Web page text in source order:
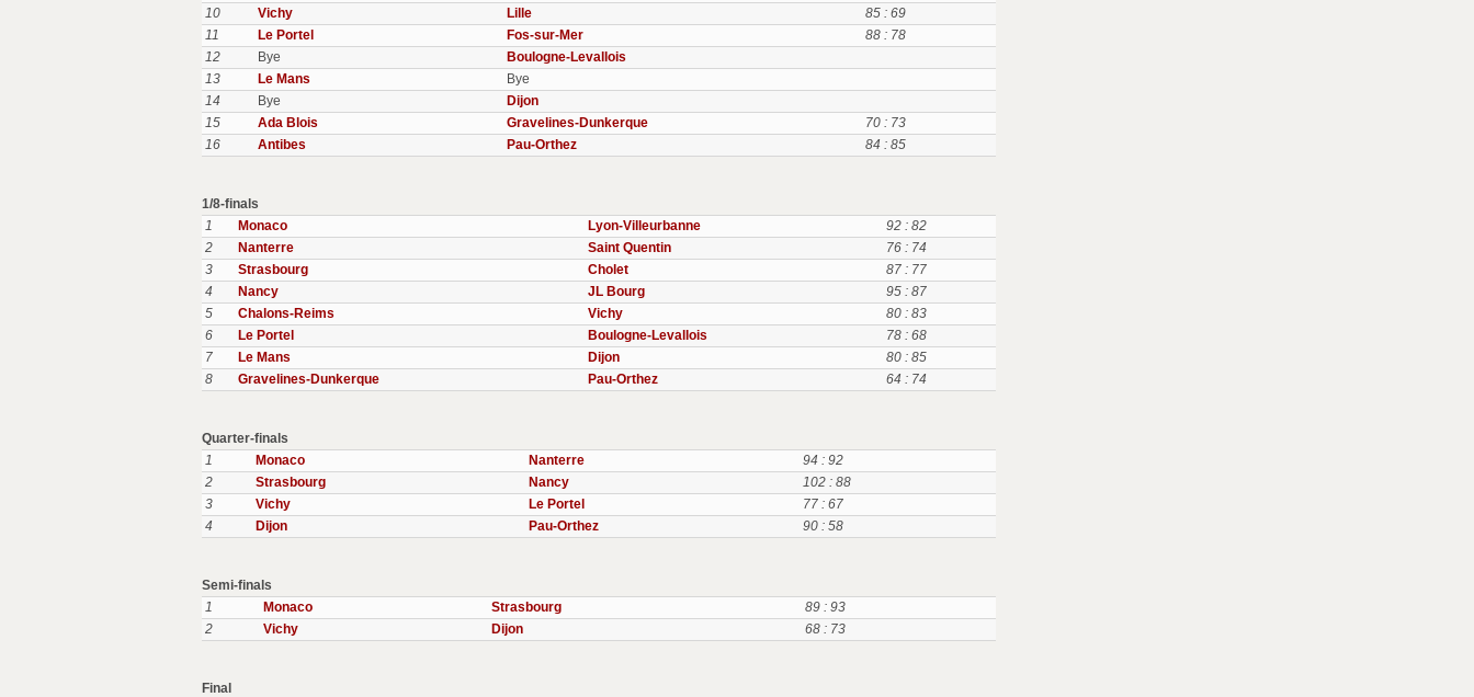
10
Vichy Lille
85 : 69
11
Le Portel Fos-sur-Mer
88 : 78
12
Bye
Boulogne-Levallois
13
Le Mans
Bye
14
Bye
Dijon
15
Ada Blois Gravelines-Dunkerque
70 : 73
16
Antibes Pau-Orthez 84 : 85
1/8-finals
1
Monaco Lyon-Villeurbanne
92 : 82
2
Nanterre Saint Quentin
76 : 74
3
Strasbourg Cholet
87 : 77
4
Nancy JL Bourg
95 : 87
5
Chalons-Reims Vichy
80 : 83
6
Le Portel Boulogne-Levallois
78 : 68
7
Le Mans Dijon
80 : 85
8
Gravelines-Dunkerque Pau-Orthez 64 : 74
Quarter-finals
1
Monaco Nanterre
94 : 92
2
Strasbourg Nancy
102 : 88
3
Vichy Le Portel
77 : 67
4
Dijon Pau-Orthez 90 : 58
Semi-finals
1
Monaco Strasbourg
89 : 93
2
Vichy Dijon 68 : 73
Final